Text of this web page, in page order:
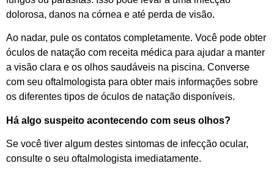
dolorosa, danos na córnea e até perda de visão.
Ao nadar, pule os contatos completamente. Você pode obter
óculos de natação com receita médica para ajudar a manter
a visão clara e os olhos saudáveis ​​na piscina. Converse
com seu oftalmologista para obter mais informações sobre
os diferentes tipos de óculos de natação disponíveis.
Há algo suspeito acontecendo com seus olhos?
Se você tiver algum destes sintomas de infecção ocular,
consulte o seu oftalmologista imediatamente.